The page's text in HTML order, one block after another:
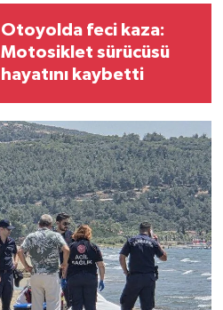
Otoyolda feci kaza:
Motosiklet sürücüsü
hayatını kaybetti